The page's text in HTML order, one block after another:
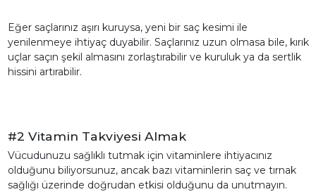
Eğer saçlarınız aşırı kuruysa, yeni bir saç kesimi ile
yenilenmeye ihtiyaç duyabilir. Saçlarınız uzun olmasa bile, kırık
uçlar saçın şekil almasını zorlaştırabilir ve kuruluk ya da sertlik
hissini artırabilir.
#2 Vitamin Takviyesi Almak
Vücudunuzu sağlıklı tutmak için vitaminlere ihtiyacınız
olduğunu biliyorsunuz, ancak bazı vitaminlerin saç ve tırnak
sağlığı üzerinde doğrudan etkisi olduğunu da unutmayın.